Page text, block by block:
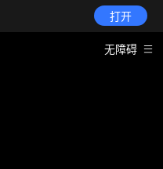
打开
无障碍